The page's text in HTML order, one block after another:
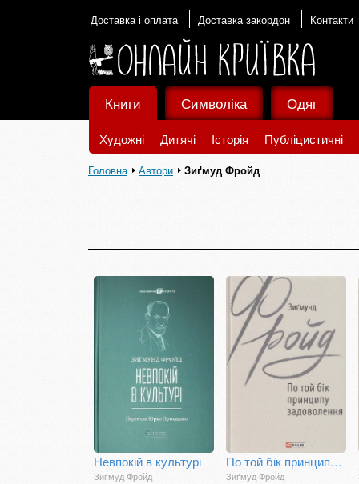
Доставка і оплата Доставка закордон Контакти
Книги
Художні Дитячі Історія Публіцистичні
Символіка Одяг
Головна Автори Зиґмуд Фройд
Невпокій в культурі
Зиґмуд Фройд
По той бік принципу задоволення
Зиґмуд Фройд